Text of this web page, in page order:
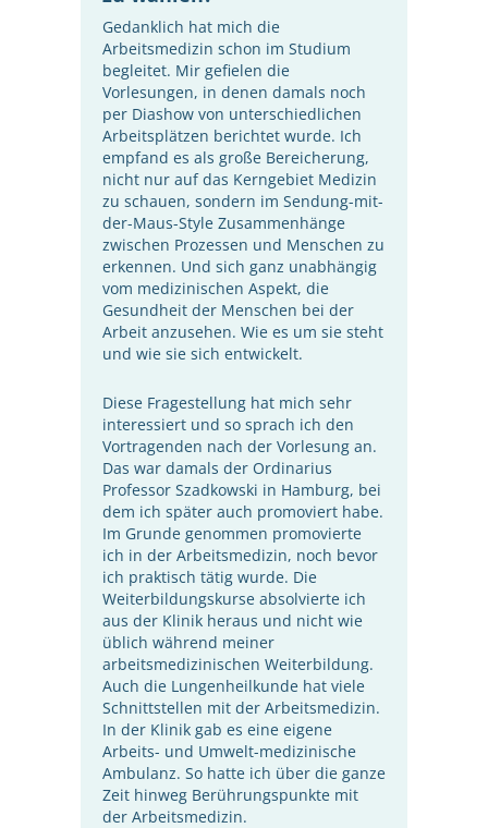
Gedanklich hat mich die
Arbeitsmedizin schon im Studium
begleitet. Mir gefielen die
Vorlesungen, in denen damals noch
per Diashow von unterschiedlichen
Arbeitsplätzen berichtet wurde. Ich
empfand es als große Bereicherung,
nicht nur auf das Kerngebiet Medizin
zu schauen, sondern im Sendung-mit-
der-Maus-Style Zusammenhänge
zwischen Prozessen und Menschen zu
erkennen. Und sich ganz unabhängig
vom medizinischen Aspekt, die
Gesundheit der Menschen bei der
Arbeit anzusehen. Wie es um sie steht
und wie sie sich entwickelt.
Diese Fragestellung hat mich sehr
interessiert und so sprach ich den
Vortragenden nach der Vorlesung an.
Das war damals der Ordinarius
Professor Szadkowski in Hamburg, bei
dem ich später auch promoviert habe.
Im Grunde genommen promovierte
ich in der Arbeitsmedizin, noch bevor
ich praktisch tätig wurde. Die
Weiterbildungskurse absolvierte ich
aus der Klinik heraus und nicht wie
üblich während meiner
arbeitsmedizinischen Weiterbildung.
Auch die Lungenheilkunde hat viele
Schnittstellen mit der Arbeitsmedizin.
In der Klinik gab es eine eigene
Arbeits- und Umwelt-medizinische
Ambulanz. So hatte ich über die ganze
Zeit hinweg Berührungspunkte mit
der Arbeitsmedizin.